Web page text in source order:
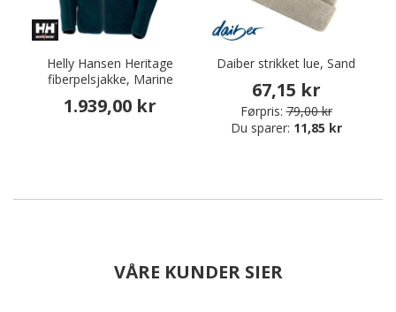
Helly Hansen Heritage
fiberpelsjakke, Marine
1.939,00 kr
Daiber strikket lue, Sand
67,15 kr
Førpris: 79,00 kr
Du sparer: 11,85 kr
VÅRE KUNDER SIER